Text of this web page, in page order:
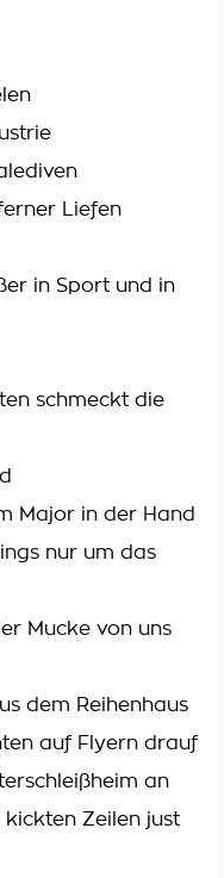
Liefen
in Sport und in
schmeckt die
Major in der Hand
nur um das
Mucke von uns
dem Reihenhaus
auf Flyern drauf
an
Zeilen just